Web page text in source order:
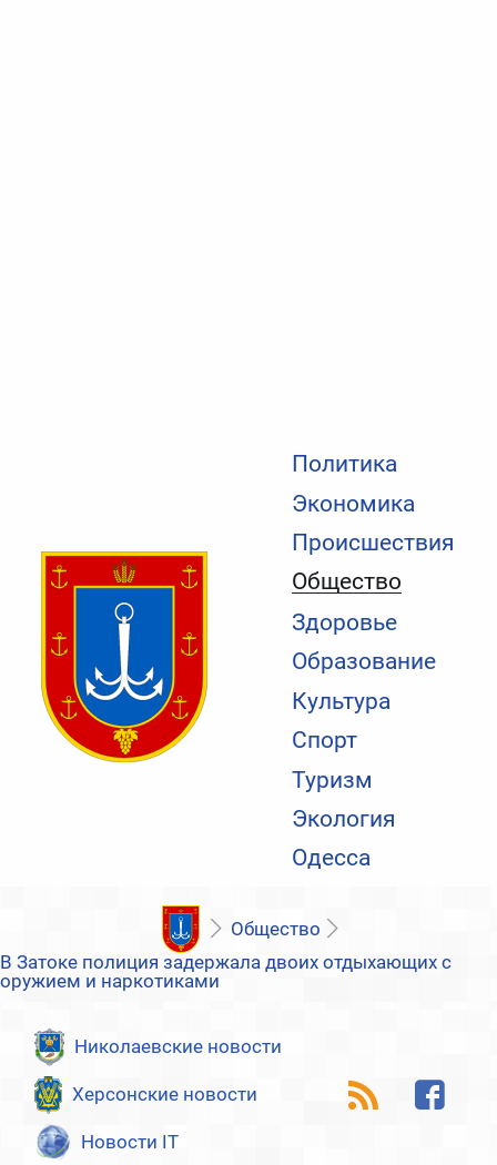
Политика
Экономика
Происшествия
Общество
Здоровье
Образование
Культура
Спорт
Туризм
Экология
Одесса
Общество
В Затоке полиция задержала двоих отдыхающих с
оружием и наркотиками
Николаевские новости
Херсонские новости
Новости IT